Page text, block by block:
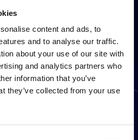
content and ads, to
and to analyse our traffic.
about your use of our site with
and analytics partners who
information that you’ve
they’ve collected from your use